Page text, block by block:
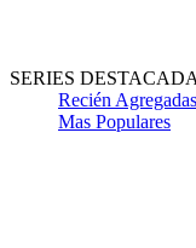
SERIES
Recién Agregadas
Mas Populares